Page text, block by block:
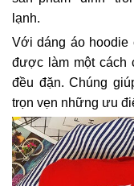
lạnh.
Với dáng áo hoodie
được làm một cách
đều đặn. Chúng
trọn vẹn những ưu